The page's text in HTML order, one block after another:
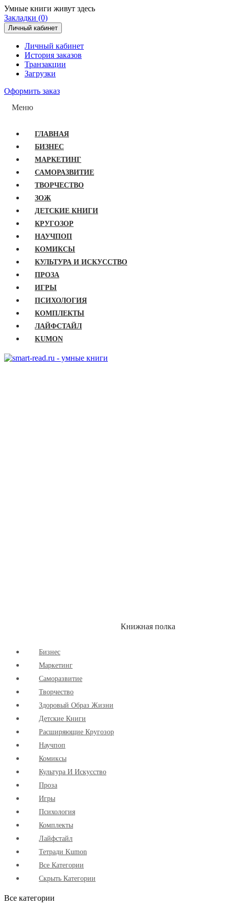
Умные книги живут здесь
Закладки (0)
Личный кабинет
Личный кабинет
История заказов
Транзакции
Загрузки
Оформить заказ
Меню
ГЛАВНАЯ
БИЗНЕС
МАРКЕТИНГ
САМОРАЗВИТИЕ
ТВОРЧЕСТВО
ЗОЖ
ДЕТСКИЕ КНИГИ
КРУГОЗОР
НАУЧПОП
КОМИКСЫ
КУЛЬТУРА И ИСКУССТВО
ПРОЗА
ИГРЫ
ПСИХОЛОГИЯ
КОМПЛЕКТЫ
ЛАЙФСТАЙЛ
KUMON
Книжная полка
Бизнес
Маркетинг
Cаморазвитие
Творчество
Здоровый Образ Жизни
Детские Книги
Расширяющие Кругозор
Научпоп
Комиксы
Культура И Искусство
Проза
Игры
Психология
Комплекты
Лайфстайл
Тетради Kumon
Все Категории
Скрыть Категории
Все категории